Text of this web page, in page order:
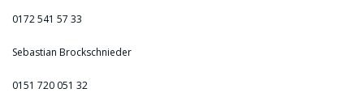
0172 541 57 33
Sebastian Brockschnieder
0151 720 051 32